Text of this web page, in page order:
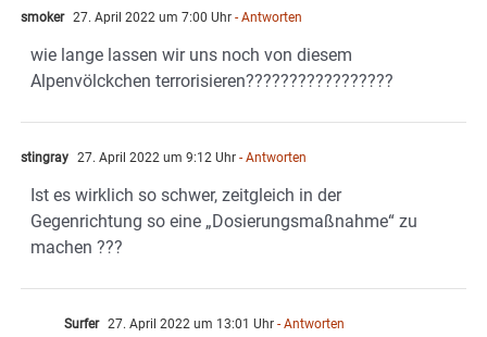
smoker 27. April 2022 um 7:00 Uhr - Antworten
wie lange lassen wir uns noch von diesem
Alpenvölckchen terrorisieren?????????????????
stingray 27. April 2022 um 9:12 Uhr - Antworten
Ist es wirklich so schwer, zeitgleich in der
Gegenrichtung so eine „Dosierungsmaßnahme“ zu
machen ???
Surfer 27. April 2022 um 13:01 Uhr - Antworten